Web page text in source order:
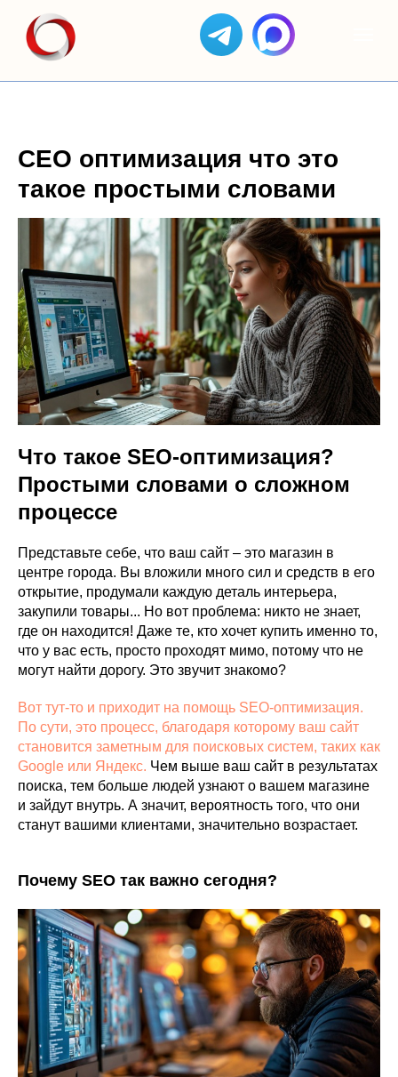
КЕЙСЫ ОТЗЫВЫ
ЯНДЕКС
ДИРЕКТ
GOOGLE
ADS
СОЗДАНИЕ
САЙТОВ
SEO
VK ADS
АВИТО
ЯНДЕКС
БИЗНЕС
СЕО оптимизация что это
такое простыми словами
Что такое SEO-оптимизация?
Простыми словами о сложном
процессе
Представьте себе, что ваш сайт – это магазин в
центре города. Вы вложили много сил и средств в его
открытие, продумали каждую деталь интерьера,
закупили товары... Но вот проблема: никто не знает,
где он находится! Даже те, кто хочет купить именно то,
что у вас есть, просто проходят мимо, потому что не
могут найти дорогу. Это звучит знакомо?
Вот тут-то и приходит на помощь SEO-оптимизация.
По сути, это процесс, благодаря которому ваш сайт
становится заметным для поисковых систем, таких как
Google или Яндекс. Чем выше ваш сайт в результатах
поиска, тем больше людей узнают о вашем магазине
и зайдут внутрь. А значит, вероятность того, что они
станут вашими клиентами, значительно возрастает.
Почему SEO так важно сегодня?